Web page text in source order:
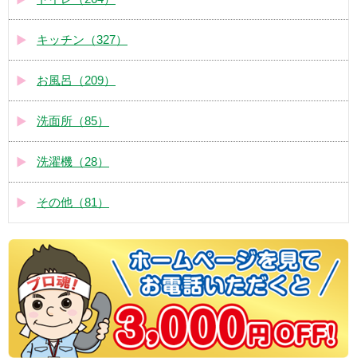
キッチン（327）
お風呂（209）
洗面所（85）
洗濯機（28）
その他（81）